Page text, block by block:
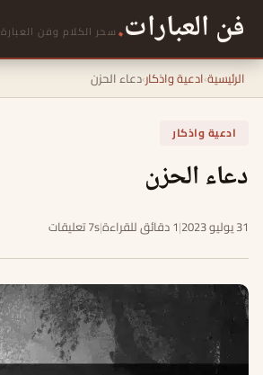
فن العبارات. سحر الكلام وفن العبارة
الرئيسية›ادعية واذكار›دعاء الحزن
ادعية واذكار
دعاء الحزن
31 يوليو 2023 |1 دقائق للقراءة |7s تعليقات